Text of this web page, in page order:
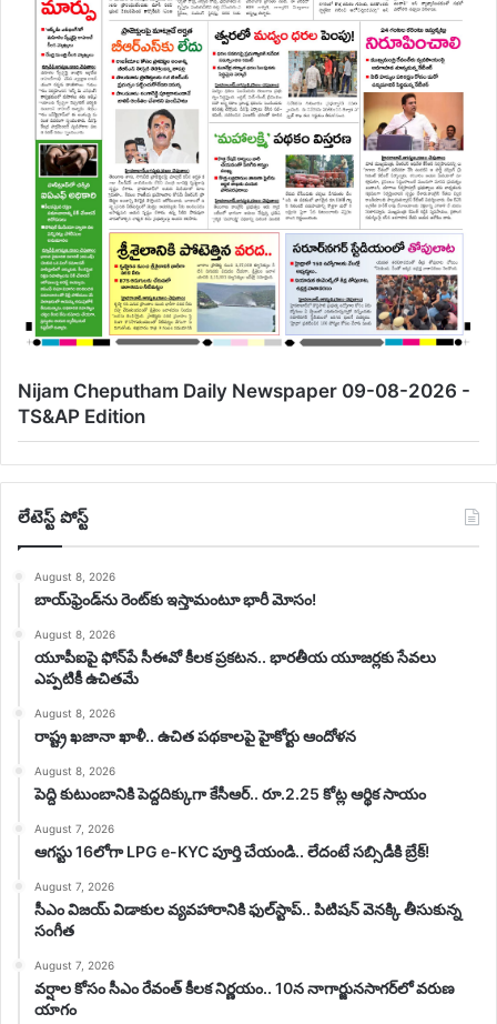
Nijam Cheputham Daily Newspaper 09-08-2026 -
TS&AP Edition
లేటెస్ట్ పోస్ట్
August 8, 2026
బాయ్‌ఫ్రెండ్‌ను రెంట్‌కు ఇస్తామంటూ భారీ మోసం!
August 8, 2026
యూపీఐపై ఫోన్‌పే సీఈవో కీలక ప్రకటన.. భారతీయ యూజర్లకు సేవలు
ఎప్పటికీ ఉచితమే
August 8, 2026
రాష్ట్ర ఖజానా ఖాళీ.. ఉచిత పథకాలపై హైకోర్టు ఆందోళన
August 8, 2026
పెద్ది కుటుంబానికి పెద్దదిక్కుగా కేసీఆర్.. రూ.2.25 కోట్ల ఆర్థిక సాయం
August 7, 2026
ఆగస్టు 16లోగా LPG e-KYC పూర్తి చేయండి.. లేదంటే సబ్సిడీకి బ్రేక్!
August 7, 2026
సీఎం విజయ్‌ విడాకుల వ్యవహారానికి ఫుల్‌స్టాప్‌.. పిటిషన్‌ వెనక్కి తీసుకున్న
సంగీత
August 7, 2026
వర్షాల కోసం సీఎం రేవంత్ కీలక నిర్ణయం.. 10న నాగార్జునసాగర్‌లో వరుణ
యాగం